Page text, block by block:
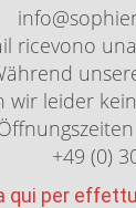
ricevono
wir leider
+49 (0)
qui per